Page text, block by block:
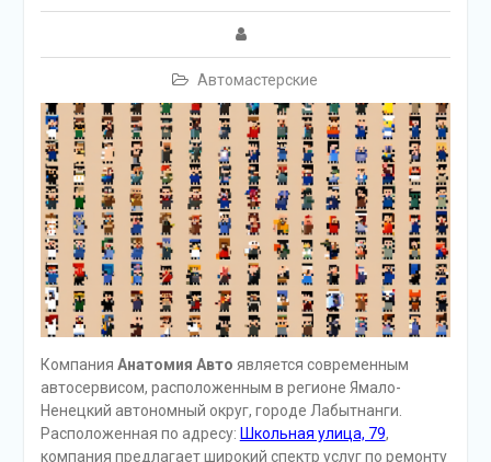
Автомастерские
Компания Анатомия Авто является современным
автосервисом, расположенным в регионе Ямало-
Ненецкий автономный округ, городе Лабытнанги.
Расположенная по адресу: Школьная улица, 79,
компания предлагает широкий спектр услуг по ремонту